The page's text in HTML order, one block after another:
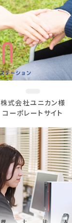
株式会社ユニカン様
コーポレートサイト